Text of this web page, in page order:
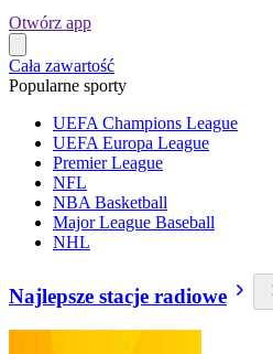
Otwórz app
Cała zawartość
Popularne sporty
UEFA Champions League
UEFA Europa League
Premier League
NFL
NBA Basketball
Major League Baseball
NHL
Najlepsze stacje radiowe